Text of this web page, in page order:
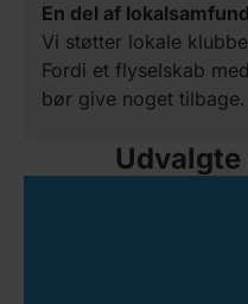
En del af
Vi støtter lokale
Fordi et flyselskab
bør give noget tilbage.